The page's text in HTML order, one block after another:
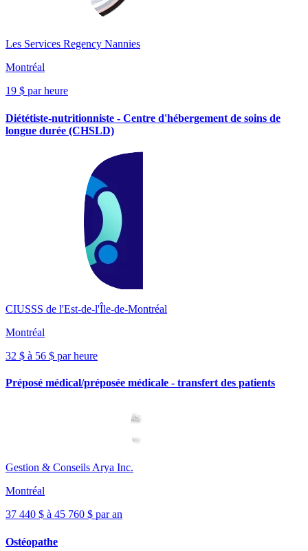
Les Services Regency Nannies
Montréal
19 $ par heure
Diététiste-nutritionniste - Centre d'hébergement de soins de
longue durée (CHSLD)
CIUSSS de l'Est-de-l'Île-de-Montréal
Montréal
32 $ à 56 $ par heure
Préposé médical/préposée médicale - transfert des patients
Gestion & Conseils Arya Inc.
Montréal
37 440 $ à 45 760 $ par an
Ostéopathe